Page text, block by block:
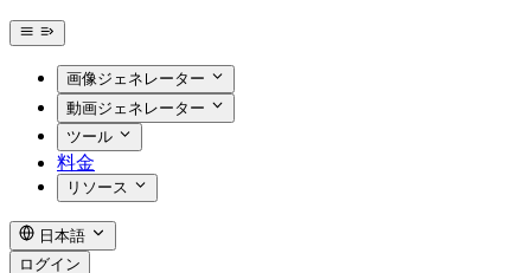
画像ジェネレーター
動画ジェネレーター
ツール
料金
リソース
日本語
ログイン